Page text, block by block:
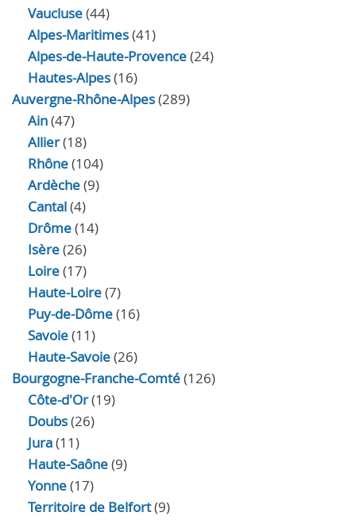
Vaucluse(44)
Alpes-Maritimes(41)
Alpes-de-Haute-Provence(24)
Hautes-Alpes(16)
Auvergne-Rhône-Alpes(289)
Ain(47)
Allier(18)
Rhône(104)
Ardèche(9)
Cantal(4)
Drôme(14)
Isère(26)
Loire(17)
Haute-Loire(7)
Puy-de-Dôme(16)
Savoie(11)
Haute-Savoie(26)
Bourgogne-Franche-Comté(126)
Côte-d'Or(19)
Doubs(26)
Jura(11)
Haute‑Saône(9)
Yonne(17)
Territoire de Belfort(9)